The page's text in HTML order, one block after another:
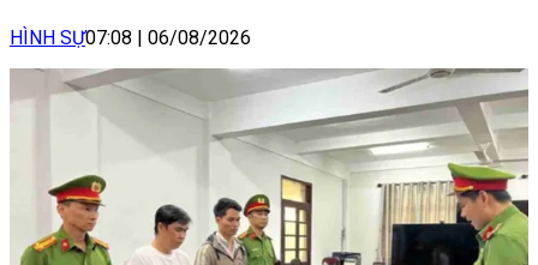
HÌNH SỰ07:08 | 06/08/2026